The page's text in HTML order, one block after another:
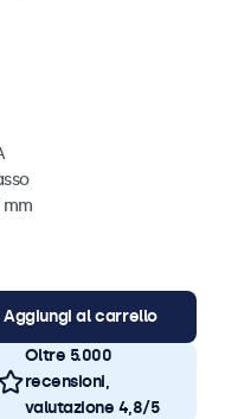
mm
Aggiungi al carrello
Oltre 5.000
recensioni,
valutazione 4,8/5